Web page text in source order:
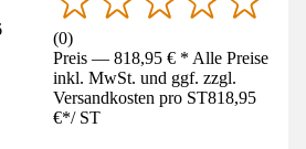
(0)
Preis — 818,95 € * Alle Preise
inkl. MwSt. und ggf. zzgl.
Versandkosten pro ST818,95
€*/ ST